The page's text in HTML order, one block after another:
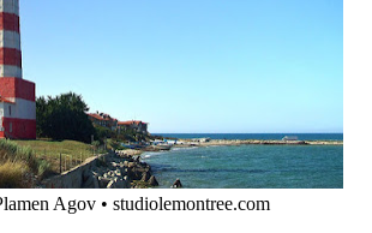
Agov • studiolemontree.com